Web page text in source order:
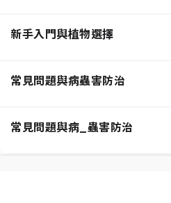
寵物安全與有毒植物清單
功能性植物推薦 (淨化空氣)
施肥策略：植物的營養補充
新手入門與植物選擇
常見問題與病蟲害防治
常見問題與病_蟲害防治